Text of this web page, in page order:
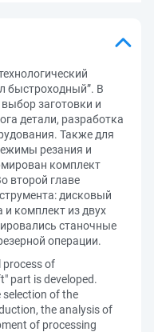
быстроходный”. В
заготовки и
детали, разработка
Также для
резания и
комплект
второй главе
дисковый
комплект из двух
станочные
операции.
process of
part is developed.
selection of the
the analysis of
of processing